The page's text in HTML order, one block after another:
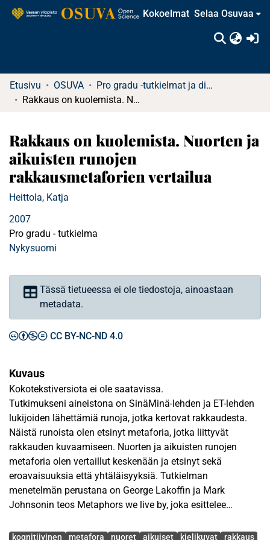
Kokoelmat Selaa Osuvaa
Etusivu OSUVA
Pro gradu -tutkielmat ja diplomityöt
Rakkaus on kuolemista. Nuorten ja aikuisten runojen rakkausmetaforien vertailua
Rakkaus on kuolemista. Nuorten ja
aikuisten runojen
rakkausmetaforien vertailua
Heittola, Katja
2007
Pro gradu - tutkielma
Nykysuomi
Tässä tietueessa ei ole tiedostoja, ainoastaan
metadata.
CC BY-NC-ND 4.0
Kuvaus
Kokotekstiversiota ei ole saatavissa.
Tutkimukseni aineistona on SinäMinä-lehden ja ET-lehden
lukijoiden lähettämiä runoja, jotka kertovat rakkaudesta.
Näistä runoista olen etsinyt metaforia, jotka liittyvät
rakkauden kuvaamiseen. Nuorten ja aikuisten runojen
metaforia olen vertaillut keskenään ja etsinyt sekä
eroavaisuuksia että yhtäläisyyksiä. Tutkielman
menetelmän perustana on George Lakoffin ja Mark
Johnsonin teos Metaphors we live by, joka esittelee
metaforat ohjaavat ihmisen toimintaa, ajatuksia ja
Avainsanat
kognitiivinen metafora nuoret aikuiset kielikuvat rakkaus